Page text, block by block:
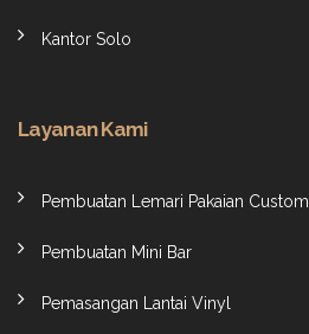
Kantor Solo
Layanan Kami
Pembuatan Lemari Pakaian Custom
Pembuatan Mini Bar
Pemasangan Lantai Vinyl